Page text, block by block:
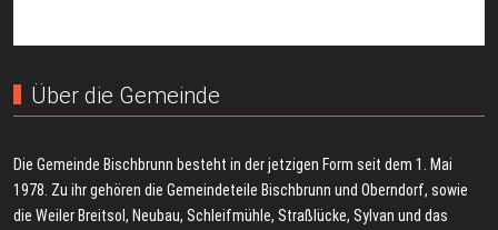
Über die Gemeinde
Die Gemeinde Bischbrunn besteht in der jetzigen Form seit dem 1. Mai
1978. Zu ihr gehören die Gemeindeteile Bischbrunn und Oberndorf, sowie
die Weiler Breitsol, Neubau, Schleifmühle, Straßlücke, Sylvan und das